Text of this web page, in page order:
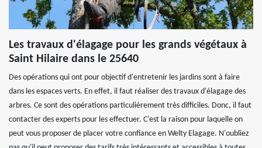
Les travaux d'élagage pour les grands végétaux à
Saint Hilaire dans le 25640
Des opérations qui ont pour objectif d'entretenir les jardins sont à faire
dans les espaces verts. En effet, il faut réaliser des travaux d'élagage des
arbres. Ce sont des opérations particulièrement très difficiles. Donc, il faut
contacter des experts pour les effectuer. C'est la raison pour laquelle on
peut vous proposer de placer votre confiance en Welty Elagage. N'oubliez